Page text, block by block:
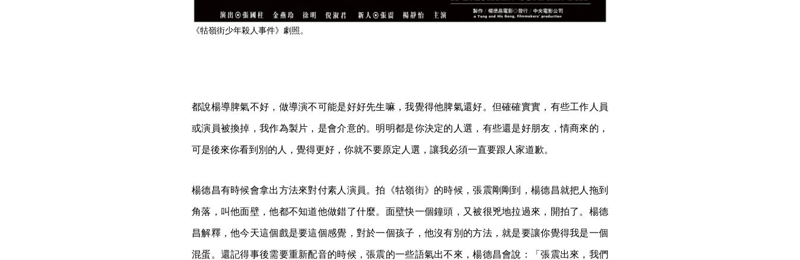
《牯嶺街少年殺人事件》劇照。
都說楊導脾氣不好，做導演不可能是好好先生嘛，我覺得他脾氣還好。但確確實實，有些工作人員
或演員被換掉，我作為製片，是會介意的。明明都是你決定的人選，有些還是好朋友，情商來的，
可是後來你看到別的人，覺得更好，你就不要原定人選，讓我必須一直要跟人家道歉。
楊德昌有時候會拿出方法來對付素人演員。拍《牯嶺街》的時候，張震剛剛到，楊德昌就把人拖到
角落，叫他面壁，他都不知道他做錯了什麼。面壁快一個鐘頭，又被很兇地拉過來，開拍了。楊德
昌解釋，他今天這個戲是要這個感覺，對於一個孩子，他沒有別的方法，就是要讓你覺得我是一個
混蛋。還記得事後需要重新配音的時候，張震的一些語氣出不來，楊德昌會說：「張震出來，我們